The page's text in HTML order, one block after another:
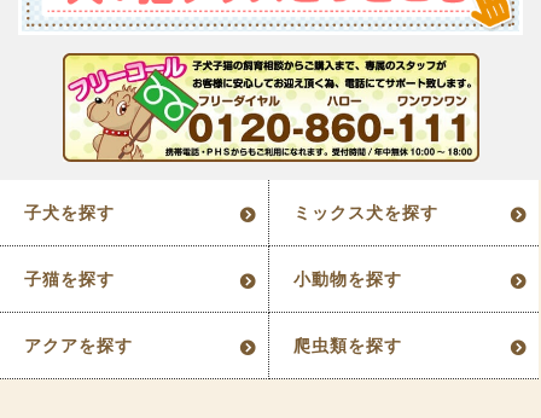
子犬を探す ミックス犬を探す
子猫を探す 小動物を探す
アクアを探す 爬虫類を探す